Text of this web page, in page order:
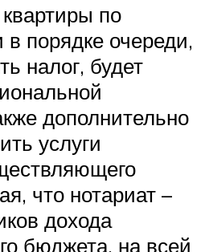
по
порядке очереди,
налог, будет
дополнительно
услуги
что нотариат –
дохода
бюджета, на всей